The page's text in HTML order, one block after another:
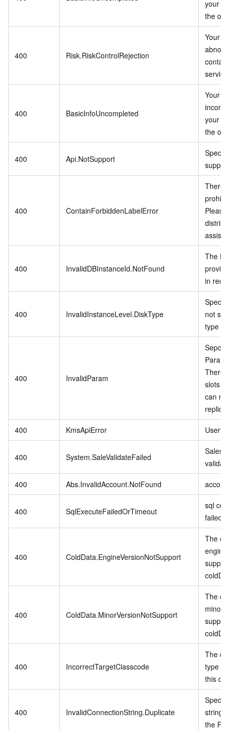
your
the
400 Risk.RiskControlRejection
Your
400 BasicInfoUncompleted
Your
your
the
400 Api.NotSupport
400 ContainForbiddenLabelError
There
400 InvalidDBInstanceId.NotFound
The
in
400 InvalidInstanceLevel.DiskType
not
type
400 InvalidParam
There
slots
can
replica.
400 KmsApiError User
400 System.SaleValidateFailed
Sales
400 Abs.InvalidAccount.NotFound
400 SqlExecuteFailedOrTimeout
sql
failed
400 ColdData.EngineVersionNotSupport
The
support
400 ColdData.MinorVersionNotSupport
The
minor
support
400 IncorrectTargetClasscode
The
type
this
400 InvalidConnectionString.Duplicate
string
the